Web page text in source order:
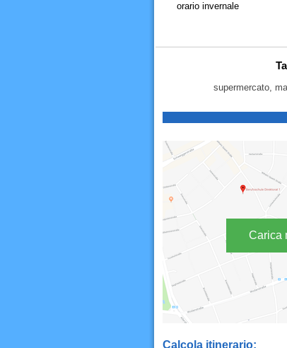
orario invernale
supermercato,
Carica
Calcola itinerario: